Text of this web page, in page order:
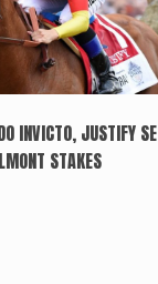
INVICTO, JUSTIFY SE
STAKES